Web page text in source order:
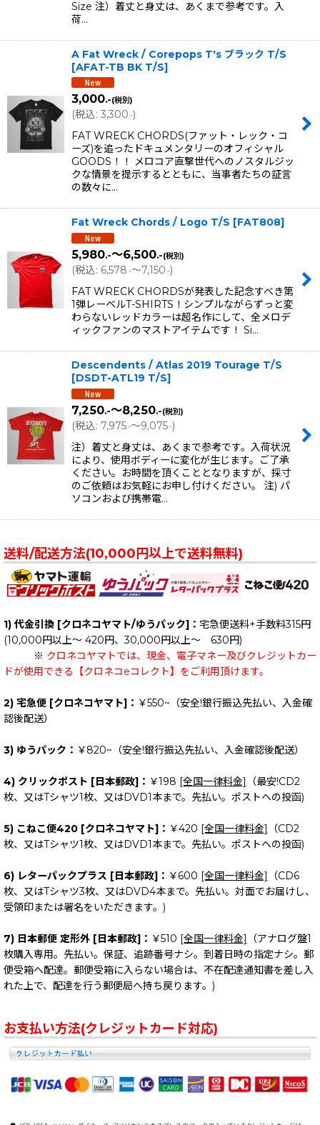
Size 注）着丈と身丈は、あくまで参考です。入
荷…
A Fat Wreck / Corepops T's ブラック T/S
[AFAT-TB BK T/S]
3,000.-(税別)
(税込: 3,300.-)
FAT WRECK CHORDS(ファット・レック・コ
ーズ)を追ったドキュメンタリーのオフィシャル
GOODS！！ メロコア直撃世代へのノスタルジッ
クな情景を提示するとともに、当事者たちの証言
の数々に…
Fat Wreck Chords / Logo T/S [FAT808]
5,980.-～6,500.-(税別)
(税込: 6,578.-～7,150.-)
FAT WRECK CHORDSが発表した記念すべき第
1弾レーベルT-SHIRTS！シンプルながらずっと変
わらないレッドカラーは超名作にして、全メロデ
ィックファンのマストアイテムです！ Si…
Descendents / Atlas 2019 Tourage T/S
[DSDT-ATL19 T/S]
7,250.-～8,250.-(税別)
(税込: 7,975.-～9,075.-)
注）着丈と身丈は、あくまで参考です。入荷状況
により、使用ボディーに変化が生じます。ご了承
ください。お時間を頂くこととなりますが、採寸
のご依頼はお気軽にお申し付けください。 注) パ
ソコンおよび携帯電…
送料/配送方法(10,000円以上で送料無料)
1) 代金引換 [クロネコヤマト/ゆうパック]： 宅急便送料+手数料315円
(10,000円以上～ 420円、30,000円以上～ 630円)
※ クロネコヤマトでは、現金、電子マネー及びクレジットカー
ドが使用できる【クロネコeコレクト】をご利用頂けます。
2) 宅急便 [クロネコヤマト]： ￥550~（安全!銀行振込先払い、入金確
認後配送）
3) ゆうパック： ￥820~（安全!銀行振込先払い、入金確認後配送）
4) クリックポスト [日本郵政]： ￥198 [全国一律料金]
（最安!CD2
枚、又はTシャツ1枚、又はDVD1本まで。先払い。ポストへの投函)
5) こねこ便420 [クロネコヤマト]： ￥420 [全国一律料金]
（CD2
枚、又はTシャツ1枚、又はDVD1本まで。先払い。ポストへの投函)
6) レターパックプラス [日本郵政]： ￥600 [全国一律料金]
（CD6
枚、又はTシャツ3枚、又はDVD4本まで。先払い。対面でお届けし、
受領印または署名をいただきます。)
7) 日本郵便 定形外 [日本郵政]： ￥510 [全国一律料金]
（アナログ盤1
枚購入専用。先払い。保証、追跡番号ナシ。到着日時の指定ナシ。郵
便受箱へ配達。郵便受箱に入らない場合は、不在配達通知書を差し入
れた上で、配達を行う郵便局へ持ち戻ります。)
お支払い方法(クレジットカード対応)